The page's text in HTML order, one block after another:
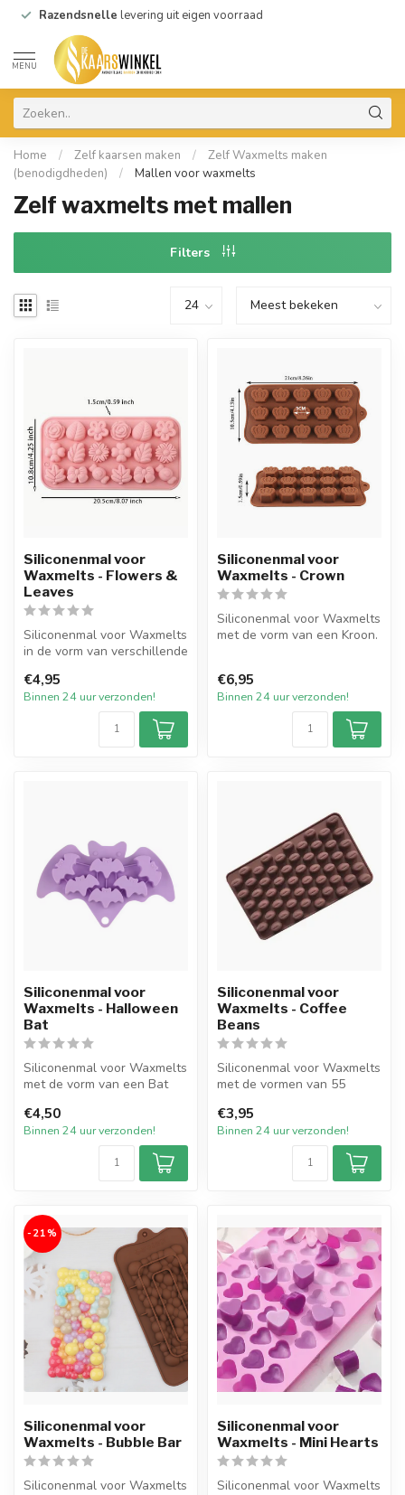
Razendsnelle levering uit eigen voorraad
MENU
Home / Zelf kaarsen maken /
Zelf Waxmelts maken
(benodigdheden)
/ Mallen voor waxmelts
Zelf waxmelts met mallen
Filters
Siliconenmal voor
Waxmelts - Flowers &
Leaves
Siliconenmal voor Waxmelts
in de vorm van verschillende
€4,95
Binnen 24 uur verzonden!
Siliconenmal voor
Waxmelts - Crown
Siliconenmal voor Waxmelts
met de vorm van een Kroon.
€6,95
Binnen 24 uur verzonden!
Siliconenmal voor
Waxmelts - Halloween
Bat
Siliconenmal voor Waxmelts
met de vorm van een Bat
...
€4,50
Binnen 24 uur verzonden!
Siliconenmal voor
Waxmelts - Coffee
Beans
Siliconenmal voor Waxmelts
met de vormen van 55
mal h...
€3,95
Binnen 24 uur verzonden!
-21%
Siliconenmal voor
Waxmelts - Bubble Bar
Siliconenmal voor Waxmelts
Siliconenmal voor
Waxmelts - Mini Hearts
Siliconenmal voor Waxmelts